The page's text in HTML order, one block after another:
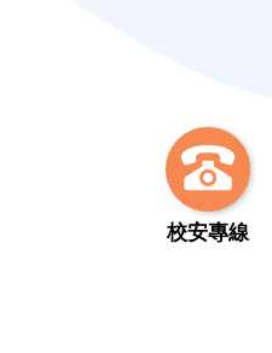
校安專線